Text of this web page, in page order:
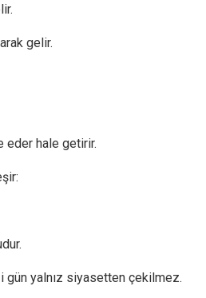
gelir.
eder hale getirir.
yalnız siyasetten çekilmez.